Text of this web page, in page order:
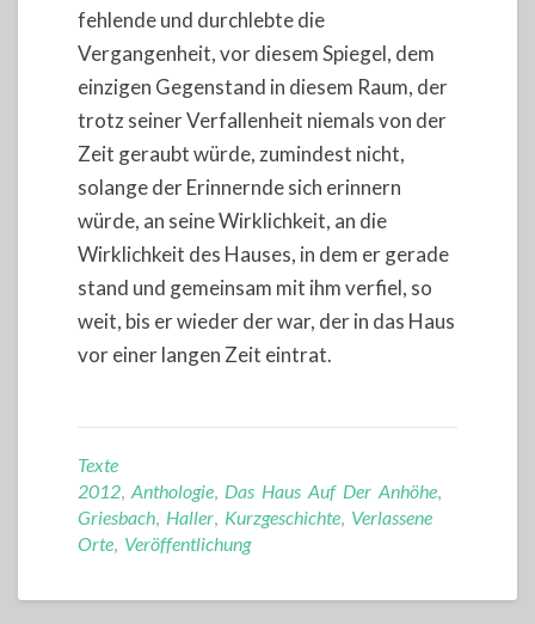
fehlende und durchlebte die
Vergangenheit, vor diesem Spiegel, dem
einzigen Gegenstand in diesem Raum, der
trotz seiner Verfallenheit niemals von der
Zeit geraubt würde, zumindest nicht,
solange der Erinnernde sich erinnern
würde, an seine Wirklichkeit, an die
Wirklichkeit des Hauses, in dem er gerade
stand und gemeinsam mit ihm verfiel, so
weit, bis er wieder der war, der in das Haus
vor einer langen Zeit eintrat.
Texte
2012 Anthologie Das Haus Auf Der Anhöhe
Griesbach Haller Kurzgeschichte Verlassene
Orte Veröffentlichung